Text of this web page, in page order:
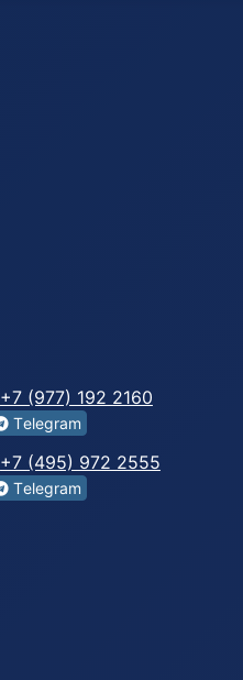
+7 (977) 192 2160
Tеlegrаm
+7 (495) 972 2555
Tеlegrаm